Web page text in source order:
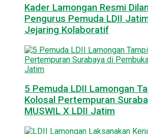
Kader Lamongan Resmi
Pengurus Pemuda LDII
Jejaring Kolaboratif
5 Pemuda LDII Lamongan
Kolosal Pertempuran
MUSWIL X LDII Jatim